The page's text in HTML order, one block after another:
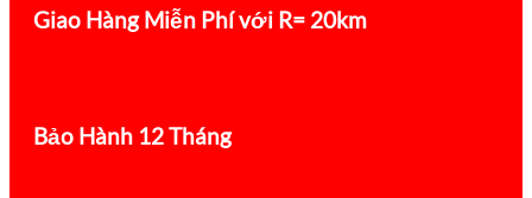
Giao Hàng Miễn Phí với R= 20km
Bảo Hành 12 Tháng